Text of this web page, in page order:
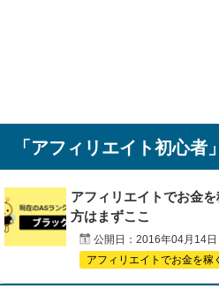
「 アフィリエイト初心者
アフィリエイトでお金
方はまずここ
公開日： 2016年04月14日
アフィリエイトでお金を稼